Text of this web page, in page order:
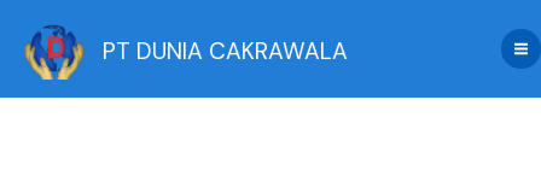
content
PT DUNIA CAKRAWALA